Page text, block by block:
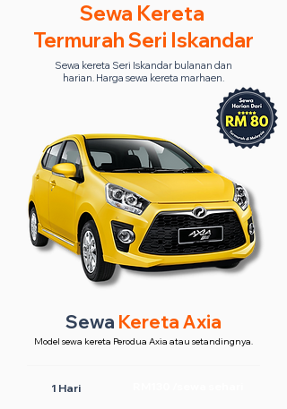
Sewa Kereta
Termurah Seri Iskandar
Sewa kereta Seri Iskandar bulanan dan
harian. Harga sewa kereta marhaen.
Sewa Kereta Axia
Model sewa kereta Perodua Axia atau setandingnya.
1 Hari